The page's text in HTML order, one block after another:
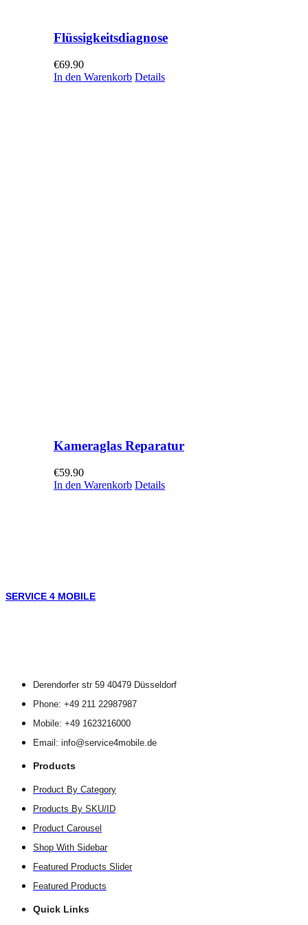
Flüssigkeitsdiagnose
€69.90
In den Warenkorb Details
Kameraglas Reparatur
€59.90
In den Warenkorb Details
SERVICE 4 MOBILE
Derendorfer str 59 40479 Düsseldorf
Phone: +49 211 22987987
Mobile: +49 1623216000
Email: info@service4mobile.de
Products
Product By Category
Products By SKU/ID
Product Carousel
Shop With Sidebar
Featured Products Slider
Featured Products
Quick Links